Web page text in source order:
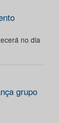
no dia
grupo